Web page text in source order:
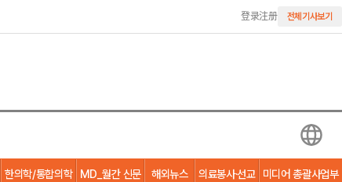
登录注册 전체기사보기
한의학/통합의학 MD_월간 신문 해외뉴스 의료봉사·선교 미디어 총괄사업부